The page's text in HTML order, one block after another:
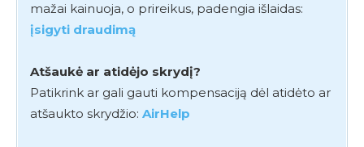
mažai kainuoja, o prireikus, padengia išlaidas:
įsigyti draudimą
Atšaukė ar atidėjo skrydį?
Patikrink ar gali gauti kompensaciją dėl atidėto ar
atšaukto skrydžio: AirHelp